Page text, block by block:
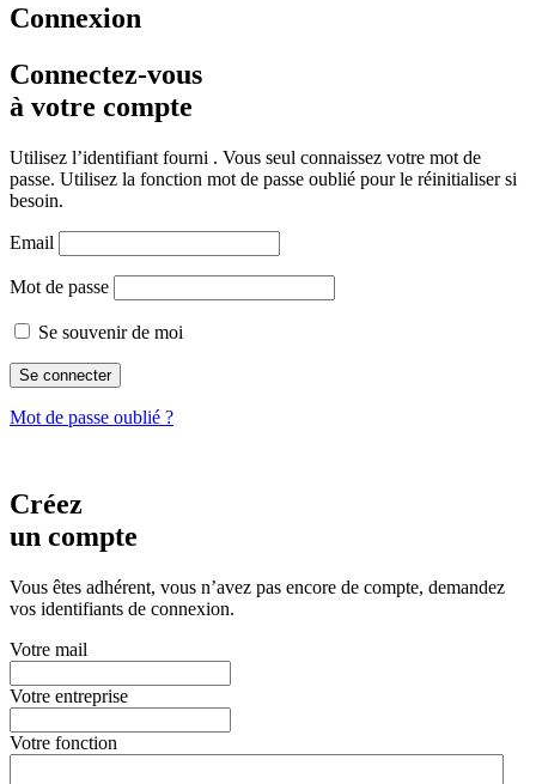
Connexion
Connectez-vous
à votre compte
Utilisez l’identifiant fourni . Vous seul connaissez votre mot de
passe. Utilisez la fonction mot de passe oublié pour le réinitialiser si
besoin.
Email
Mot de passe
Se souvenir de moi
Mot de passe oublié ?
Créez
un compte
Vous êtes adhérent, vous n’avez pas encore de compte, demandez
vos identifiants de connexion.
Votre mail
Votre entreprise
Votre fonction